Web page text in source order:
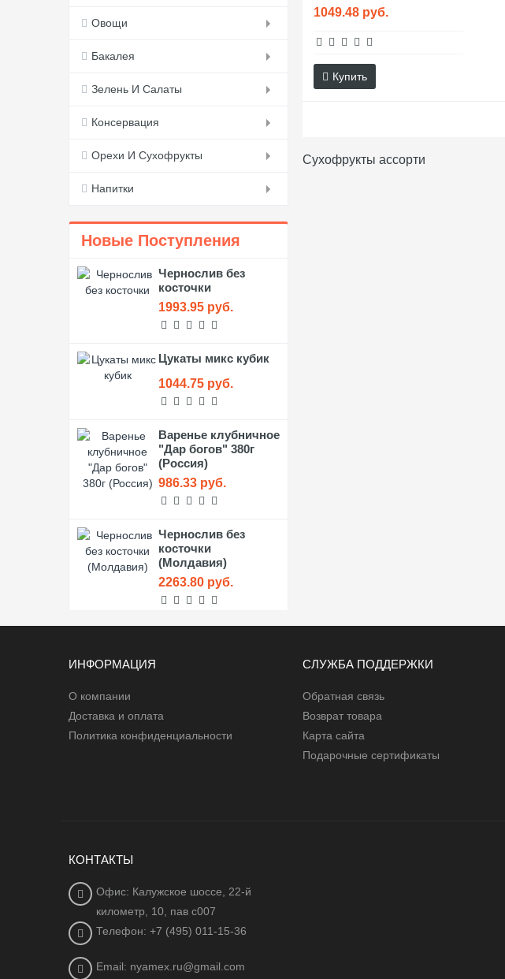
Овощи
Бакалея
Зелень И Салаты
Консервация
Орехи И Сухофрукты
Напитки
Новые Поступления
Чернослив без
косточки
1993.95 руб.
Цукаты микс кубик
1044.75 руб.
Варенье клубничное
"Дар богов" 380г
(Россия)
986.33 руб.
Чернослив без
косточки
(Молдавия)
2263.80 руб.
1049.48 руб.
Купить
Сухофрукты ассорти
ИНФОРМАЦИЯ
О компании
Доставка и оплата
Политика конфиденциальности
СЛУЖБА ПОДДЕРЖКИ
Обратная связь
Возврат товара
Карта сайта
Подарочные сертификаты
КОНТАКТЫ
Офис: Калужское шоссе, 22-й
километр, 10, пав с007
Телефон: +7 (495) 011-15-36
Email: nyamex.ru@gmail.com